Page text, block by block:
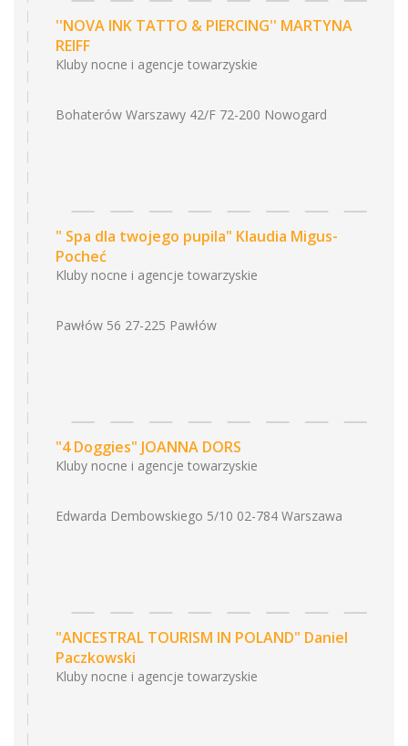
''NOVA INK TATTO & PIERCING'' MARTYNA
REIFF
Kluby nocne i agencje towarzyskie
Bohaterów Warszawy 42/F 72-200 Nowogard
" Spa dla twojego pupila" Klaudia Migus-
Pocheć
Kluby nocne i agencje towarzyskie
Pawłów 56 27-225 Pawłów
"4 Doggies" JOANNA DORS
Kluby nocne i agencje towarzyskie
Edwarda Dembowskiego 5/10 02-784 Warszawa
"ANCESTRAL TOURISM IN POLAND" Daniel
Paczkowski
Kluby nocne i agencje towarzyskie